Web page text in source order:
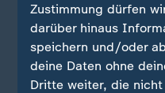
Zustimmung dürfen
darüber hinaus
speichern und/oder
deine Daten ohne
Dritte weiter, die